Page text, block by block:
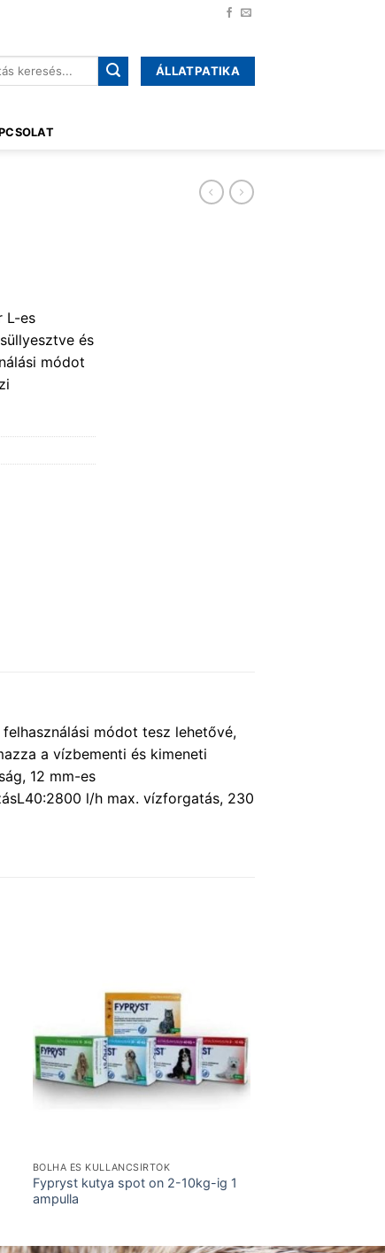
ÁLLATPATIKA
L-es
és
módot
módot tesz lehetővé,
a vízbementi és kimeneti
12 mm-es
l/h max. vízforgatás, 230
BOLHA ÉS KULLANCSÍRTÓK
Fypryst kutya spot on 2-10kg-ig 1
ampulla